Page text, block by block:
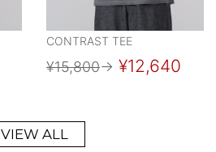
CONTRAST TEE
¥15,800→ ¥12,640
VIEW ALL